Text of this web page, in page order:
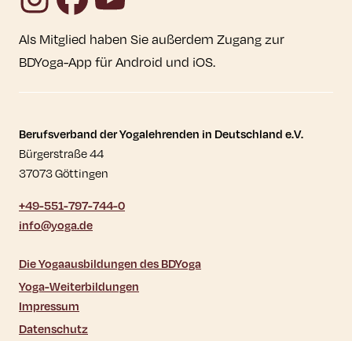
Als Mitglied haben Sie außerdem Zugang zur
BDYoga-App für Android und iOS.
Kontaktdaten und weitere Links
Berufsverband der Yogalehrenden in Deutschland e.V.
Bürgerstraße 44
37073 Göttingen
+49-551-797-744-0
info@yoga.de
Die Yogaausbildungen des BDYoga
Yoga-Weiterbildungen
Impressum
Datenschutz